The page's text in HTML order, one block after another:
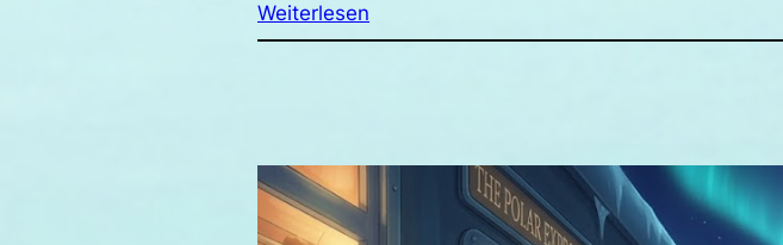
Weiterlesen